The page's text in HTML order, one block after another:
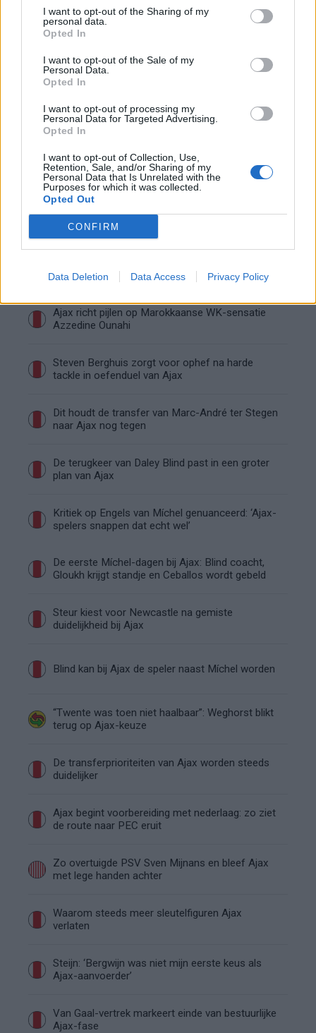
I want to opt-out of the Sharing of my
personal data.
Opted In
I want to opt-out of the Sale of my
Personal Data.
Opted In
I want to opt-out of processing my
Personal Data for Targeted Advertising.
Opted In
I want to opt-out of Collection, Use,
Retention, Sale, and/or Sharing of my
Personal Data that Is Unrelated with the
Purposes for which it was collected.
Opted Out
CONFIRM
Data Deletion Data Access Privacy Policy
Ofwel alle reden om betMGM zelf eens uit te proberen.
Stort €5 of meer en zet minimaal €5 in op
Na het afwikkelen van deze weddenschap ontvang je 5 Free
korte stappen die nauwelijks tijd kosten. Profiteer van de
exclusieve welkomstbonus. It’s Showtime!
Claim je bonus vandaag
Maar realiseer je: Wat kost gokken jou? Stop op tijd, 24+
Ajax Feyenoord PSV
Ajax richt pijlen op Marokkaanse WK-sensatie
Azzedine Ounahi
Steven Berghuis zorgt voor ophef na harde
tackle in oefenduel van Ajax
Dit houdt de transfer van Marc-André ter Stegen
naar Ajax nog tegen
De terugkeer van Daley Blind past in een groter
plan van Ajax
Kritiek op Engels van Míchel genuanceerd: ‘Ajax-
spelers snappen dat echt wel’
De eerste Míchel-dagen bij Ajax: Blind coacht,
Gloukh krijgt standje en Ceballos wordt gebeld
Steur kiest voor Newcastle na gemiste
duidelijkheid bij Ajax
Blind kan bij Ajax de speler naast Míchel worden
“Twente was toen niet haalbaar”: Weghorst blikt
terug op Ajax-keuze
De transferprioriteiten van Ajax worden steeds
duidelijker
Ajax begint voorbereiding met nederlaag: zo ziet
de route naar PEC eruit
Zo overtuigde PSV Sven Mijnans en bleef Ajax
met lege handen achter
Waarom steeds meer sleutelfiguren Ajax
verlaten
Steijn: ‘Bergwijn was niet mijn eerste keus als
Ajax-aanvoerder’
Van Gaal-vertrek markeert einde van bestuurlijke
Ajax-fase